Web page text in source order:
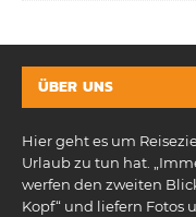
ÜBER UNS
Hier geht es um
Urlaub zu tun hat.
werfen den zweiten
Kopf“ und liefern Fotos